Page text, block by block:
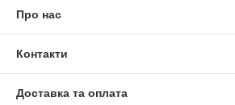
Про нас
Контакти
Доставка та оплата